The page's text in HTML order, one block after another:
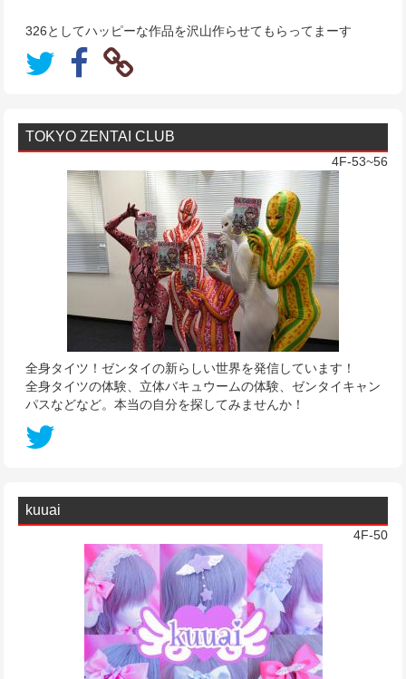
326としてハッピーな作品を沢山作らせてもらってまーす
TOKYO ZENTAI CLUB
4F-53~56
全身タイツ！ゼンタイの新らしい世界を発信しています！
全身タイツの体験、立体バキュウームの体験、ゼンタイキャン
パスなどなど。本当の自分を探してみませんか！
kuuai
4F-50